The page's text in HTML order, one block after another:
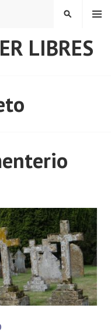
LIBRES
MENÚ
BUSCAR